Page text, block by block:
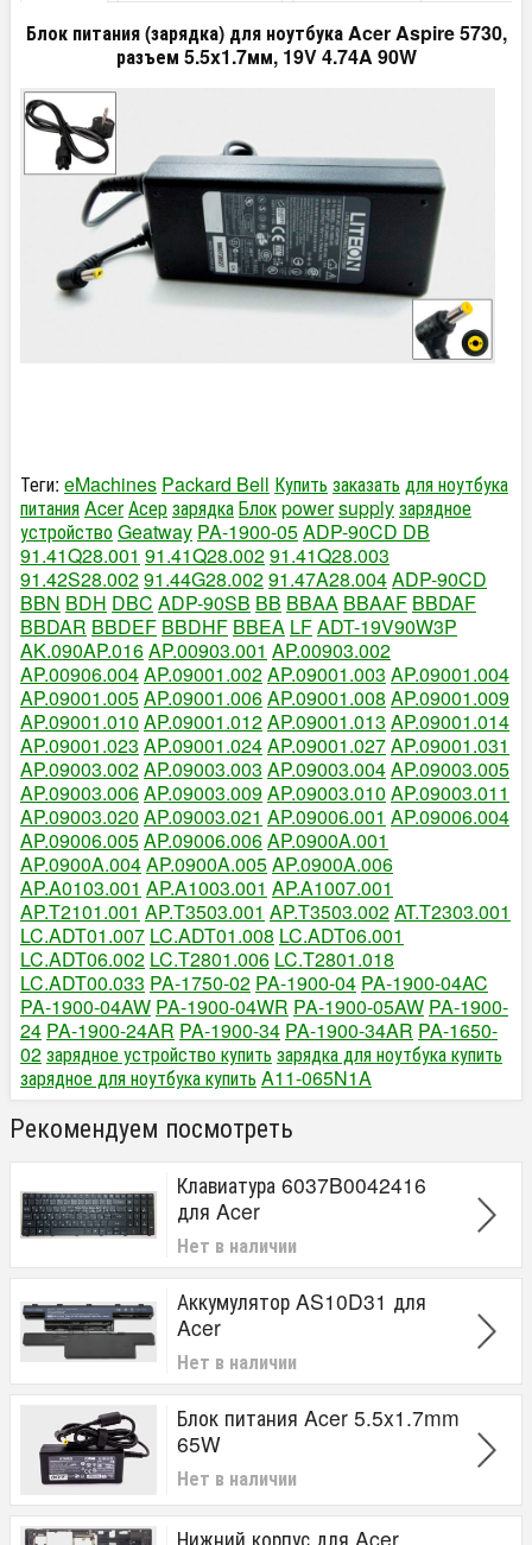
Блок питания (зарядка) для ноутбука Acer Aspire 5730,
разъем 5.5x1.7мм, 19V 4.74A 90W
Теги: eMachines Packard Bell Купить заказать для ноутбука
питанияAcerАсерзарядкаБлокpowersupplyзарядное
устройствоGeatway PA-1900-05ADP-90CD DB
91.41Q28.001 91.41Q28.00291.41Q28.003
91.42S28.00291.44G28.00291.47A28.004ADP-90CD
BBN BDH DBC ADP-90SB BB BBAA BBAAF BBDAF
BBDAR BBDEF BBDHF BBEA LFADT-19V90W3P
AK.090AP.016AP.00903.001 AP.00903.002
AP.00906.004AP.09001.002AP.09001.003 AP.09001.004
AP.09001.005AP.09001.006AP.09001.008 AP.09001.009
AP.09001.010 AP.09001.012AP.09001.013 AP.09001.014
AP.09001.023 AP.09001.024AP.09001.027AP.09001.031
AP.09003.002AP.09003.003 AP.09003.004AP.09003.005
AP.09003.006AP.09003.009AP.09003.010 AP.09003.011
AP.09003.020 AP.09003.021 AP.09006.001 AP.09006.004
AP.09006.005AP.09006.006AP.0900A.001
AP.0900A.004AP.0900A.005AP.0900A.006
AP.A0103.001 AP.A1003.001 AP.A1007.001
AP.T2101.001 AP.T3503.001 AP.T3503.002AT.T2303.001
LC.ADT01.007 LC.ADT01.008 LC.ADT06.001
LC.ADT06.002 LC.T2801.006 LC.T2801.018
LC.ADT00.033 PA-1750-02 PA-1900-04 PA-1900-04AC
PA-1900-04AW PA-1900-04WR PA-1900-05AW PA-1900-
24 PA-1900-24AR PA-1900-34 PA-1900-34AR PA-1650-
02зарядное устройство купить зарядка для ноутбука купить
зарядное для ноутбука купить A11-065N1A
Рекомендуем посмотреть
Клавиатура 6037B0042416
для Acer
Нет в наличии
Аккумулятор AS10D31 для
Acer
Нет в наличии
Блок питания Acer 5.5x1.7mm
65W
Нет в наличии
Нижний корпус для Acer